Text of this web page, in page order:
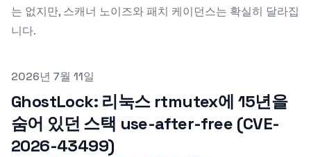
는 없지만, 스캐너 노이즈와 패치 케이던스는 확실히 달라집
니다.
Published on
2026년 7월 11일
GhostLock: 리눅스 rtmutex에 15년을
숨어 있던 스택 use-after-free (CVE-
2026-43499)